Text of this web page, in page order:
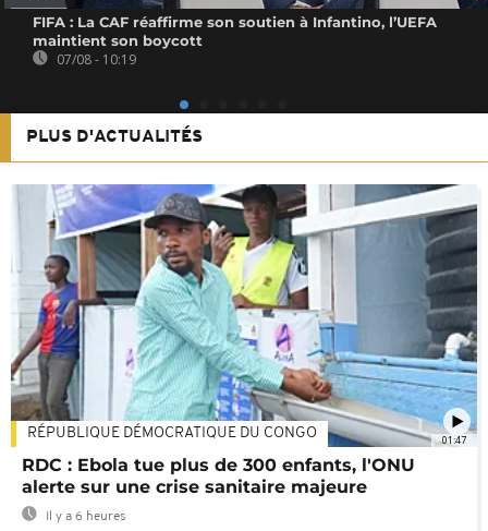
FIFA : La CAF réaffirme son soutien à Infantino, l’UEFA
maintient son boycott
07/08 - 10:19
PLUS D'ACTUALITÉS
01:47
RÉPUBLIQUE DÉMOCRATIQUE DU CONGO
RDC : Ebola tue plus de 300 enfants, l'ONU
alerte sur une crise sanitaire majeure
Il y a 6 heures